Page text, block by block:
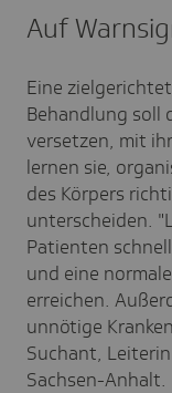
Auf
Eine
Behandlung soll
versetzen, mit
lernen sie,
des Körpers
unterscheiden.
Patienten
und eine
erreichen.
unnötige
Suchant,
Sachsen-Anhalt.